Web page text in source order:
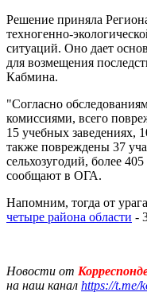
Решение приняла
техногенно-
ситуаций. Оно дает
для возмещения
Кабмина.
"Согласно
комиссиями, всего
15 учебных заведениях,
также повреждены 37
сельхозугодий, более
сообщают в ОГА.
Напомним, тогда от
четыре района области -
Новости от
на наш канал https://t.me/